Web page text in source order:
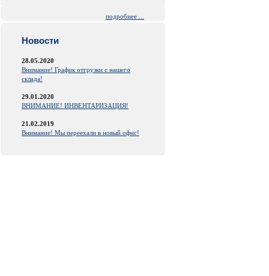
подробнее ...
Новости
28.05.2020
Внимание! График отгрузки с нашего
склада!
29.01.2020
ВНИМАНИЕ! ИНВЕНТАРИЗАЦИЯ!
21.02.2019
Внимание! Мы переехали в новый офис!